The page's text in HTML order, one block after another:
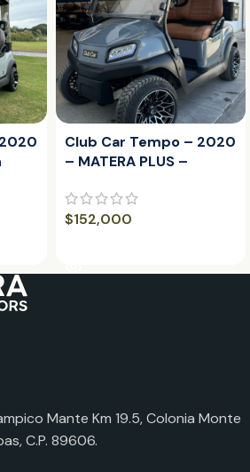
Club Car Tempo – 2020
– MATERA PLUS –
$152,000
Mante Km 19.5, Colonia Monte
C.P. 89606.